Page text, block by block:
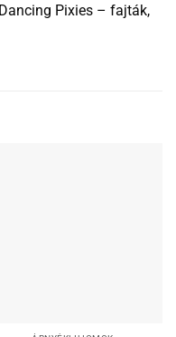
Pixies – fajták,